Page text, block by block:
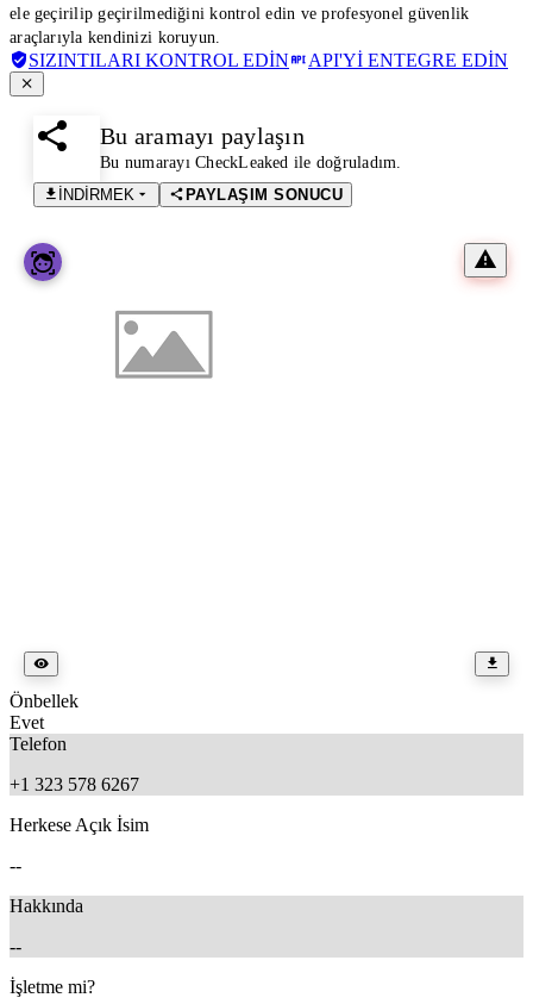
ele geçirilip geçirilmediğini kontrol edin ve profesyonel güvenlik
araçlarıyla kendinizi koruyun.
SIZINTILARI KONTROL EDIN API'YI ENTEGRE EDIN
Bu aramayı paylaşın
Bu numarayı CheckLeaked ile doğruladım.
İNDIRMEK
PAYLAŞIM SONUCU
Önbellek
Evet
Telefon
+1 323 578 6267
Herkese Açık İsim
--
Hakkında
--
İşletme mi?